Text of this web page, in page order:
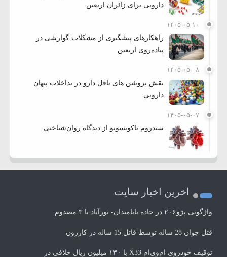
دارویی برای زائران اربعین
۱۴۰۵-۰۵-۱۰
راهکارهای پیشگیری از مشکلات گوارشی در
پیاده‌روی اربعین
۱۴۰۵-۰۵-۰۸
نقش پروتئین های ناقل دارو در تداخلات پنهان
دارویی
۱۴۰۵-۰۵-۰۷
سندروم تاکوتسوبو از دیدگاه روان‌شناختی
اخرین اخبار سایت
واژگونی پژو۲۰۶ در جاده بابامیدان- نورآباد با ۳ مصدوم
قتل جوان 28 ساله توسط قاتل 15 ساله در کازرون
توقیف خودروی ام‌وی‌ام X33 با ۱۳۰ میلیون ریال خلافی در